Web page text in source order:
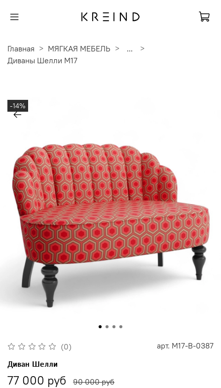
Главная МЯГКАЯ МЕБЕЛЬ
...
Диваны Шелли M17
-14%
(0) арт. M17-B-0387
Диван Шелли
77 000 руб 90 000 руб